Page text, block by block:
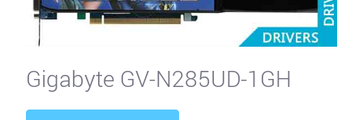
Gigabyte GV-N285UD-1GH